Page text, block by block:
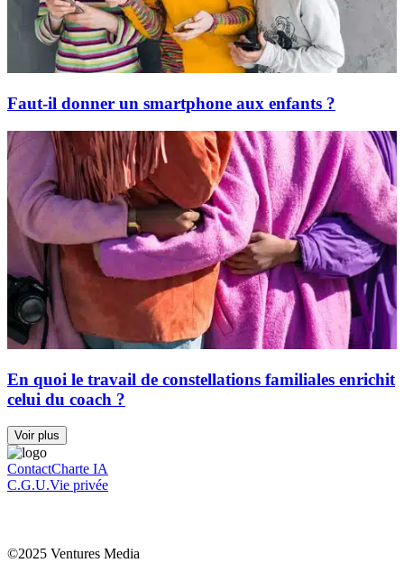
Faut-il donner un smartphone aux enfants ?
En quoi le travail de constellations familiales enrichit
celui du coach ?
Voir plus
ContactCharte IA
C.G.U.Vie privée
©2025 Ventures Media